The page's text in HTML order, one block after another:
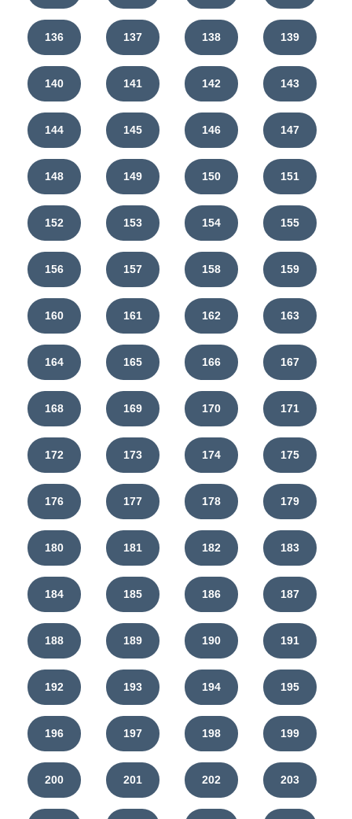
136 137 138 139
140 141 142 143
144 145 146 147
148 149 150 151
152 153 154 155
156 157 158 159
160 161 162 163
164 165 166 167
168 169 170 171
172 173 174 175
176 177 178 179
180 181 182 183
184 185 186 187
188 189 190 191
192 193 194 195
196 197 198 199
200 201 202 203